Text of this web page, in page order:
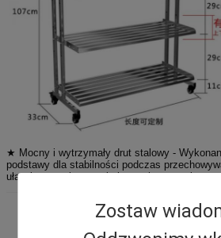
Zostaw
★ Mocny i wytrzymały drut stalowy -
podstawy dla stabilności podczas
ułatwia pozycjonowanie i przechowywanie po